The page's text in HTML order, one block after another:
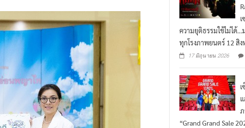
ความยุติธรรมใช้ไม่ได้…
ทุกโรงภาพยนตร์ 12 สิ
17 มิถุนายน 2026
“Grand Grand Sale